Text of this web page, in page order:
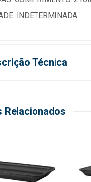
INDETERMINADA.
Técnica
Relacionados